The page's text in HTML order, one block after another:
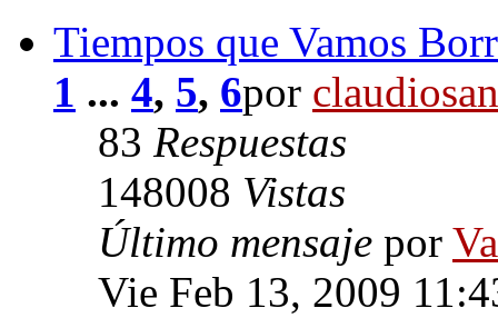
Tiempos que Vamos
1 ... 4, 5, 6por claudiosan
83 Respuestas
148008 Vistas
Último mensaje por
Vie Feb 13, 2009